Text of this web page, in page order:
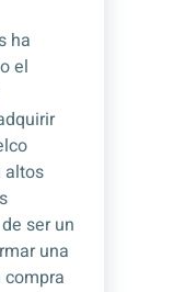
ha
el
altos
ser un
una